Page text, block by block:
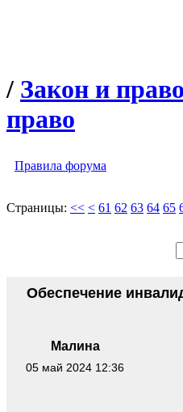
/ Закон и право
право
Правила форума
Страницы: << < 61 62 63 64 65
Малина
05 май 2024 12:36
Обеспечение